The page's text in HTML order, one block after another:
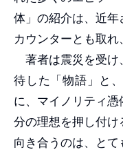
体」の紹介は、近
カウンターとも取れ
著者は震災を受け
待した「物語」と
に、マイノリティ
分の理想を押し付け
向き合うのは、と